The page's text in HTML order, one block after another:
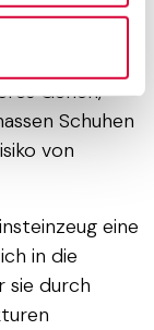
Gehen,
Schuhen
von
eine
in die
sie durch